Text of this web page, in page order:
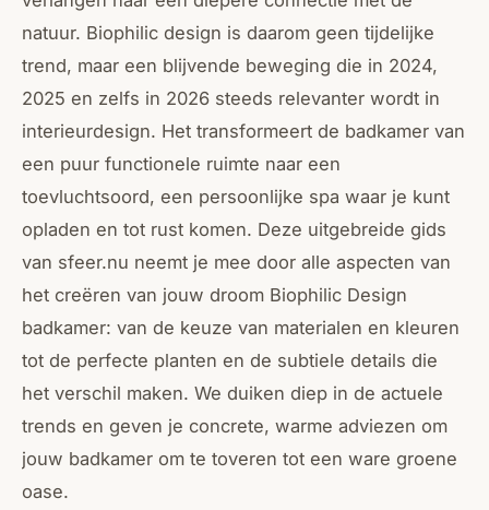
natuur. Biophilic design is daarom geen tijdelijke
trend, maar een blijvende beweging die in 2024,
2025 en zelfs in 2026 steeds relevanter wordt in
interieurdesign. Het transformeert de badkamer van
een puur functionele ruimte naar een
toevluchtsoord, een persoonlijke spa waar je kunt
opladen en tot rust komen. Deze uitgebreide gids
van sfeer.nu neemt je mee door alle aspecten van
het creëren van jouw droom Biophilic Design
badkamer: van de keuze van materialen en kleuren
tot de perfecte planten en de subtiele details die
het verschil maken. We duiken diep in de actuele
trends en geven je concrete, warme adviezen om
jouw badkamer om te toveren tot een ware groene
oase.